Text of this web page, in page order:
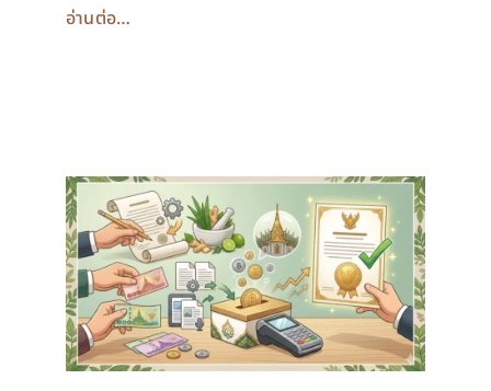
อ่านต่อ…